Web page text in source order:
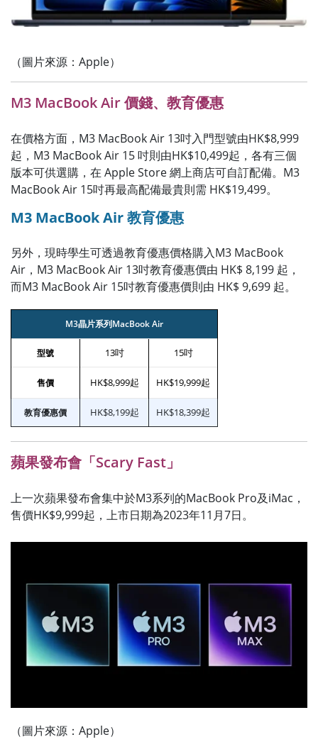
（圖片來源：Apple）
M3 MacBook Air 價錢、教育優惠
在價格方面，M3 MacBook Air 13吋入門型號由HK$8,999
起，M3 MacBook Air 15 吋則由HK$10,499起，各有三個
版本可供選購，在 Apple Store 網上商店可自訂配備。M3
MacBook Air 15吋再最高配備最貴則需 HK$19,499。
M3 MacBook Air 教育優惠
另外，現時學生可透過教育優惠價格購入M3 MacBook
Air，M3 MacBook Air 13吋教育優惠價由 HK$ 8,199 起，
而M3 MacBook Air 15吋教育優惠價則由 HK$ 9,699 起。
M3晶片系列MacBook Air
型號 13吋 15吋
售價 HK$8,999起 HK$19,999起
教育優惠價 HK$8,199起 HK$18,399起
蘋果發布會 「Scary Fast」
上一次蘋果發布會集中於M3系列的MacBook Pro及iMac，
售價HK$9,999起，上市日期為2023年11月7日。
（圖片來源：Apple）